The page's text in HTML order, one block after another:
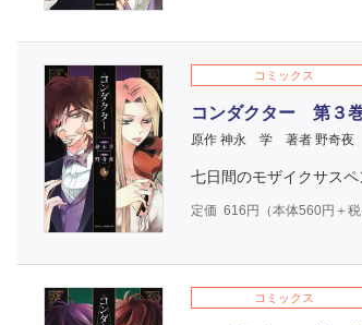
コミックス
コンダクター 第３
原作 神永 学 著者 野奇夜
七日間のモザイクサス
定価 616 円（本体560円＋税
コミックス